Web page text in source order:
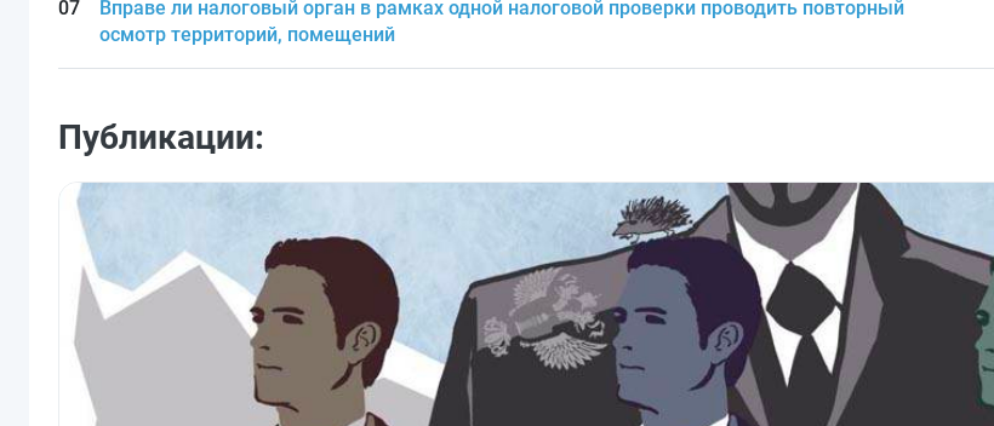
Вправе ли налоговый орган в рамках одной налоговой проверки проводить повторный
осмотр территорий, помещений
Публикации: